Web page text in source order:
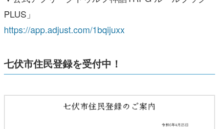
PLUS」
https://app.adjust.com/1bqijuxx
七伏市住民登録を受付中！